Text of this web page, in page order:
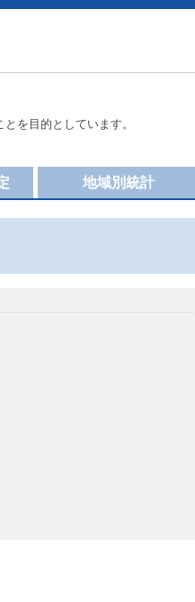
を目的としています。
地域別統計